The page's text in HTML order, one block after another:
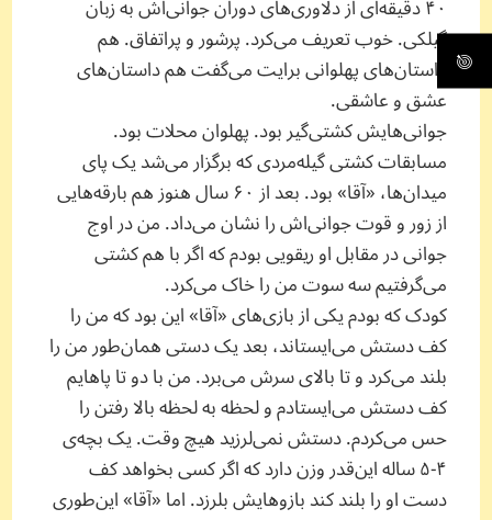
۴۰ دقیقه‌ای از دلاوری‌های دوران جوانی‌اش به زبان
گیلکی. خوب تعریف می‌کرد. پرشور و پراتفاق. هم
داستان‌های پهلوانی برایت می‌گفت هم داستان‌های
عشق و عاشقی.
جوانی‌هایش کشتی‌گیر بود. پهلوان محلات بود.
مسابقات کشتی گیله‌مردی که برگزار می‌شد یک پای
میدان‌ها، «آقا» بود. بعد از ۶۰ سال هنوز هم بارقه‌هایی
از زور و قوت جوانی‌اش را نشان می‌داد. من در اوج
جوانی در مقابل او ریقویی بودم که اگر با هم کشتی
می‌گرفتیم سه سوت من را خاک می‌کرد.
کودک که بودم یکی از بازی‌های «آقا» این بود که من را
کف دستش می‌ایستاند، بعد یک دستی همان‌طور من را
بلند می‌کرد و تا بالای سرش می‌برد. من با دو تا پاهایم
کف دستش می‌ایستادم و لحظه به لحظه بالا رفتن را
حس می‌کردم. دستش نمی‌لرزید هیچ وقت. یک بچه‌ی
۴-۵ ساله این‌قدر وزن دارد که اگر کسی بخواهد کف
دست او را بلند کند بازوهایش بلرزد. اما «آقا» این‌طوری